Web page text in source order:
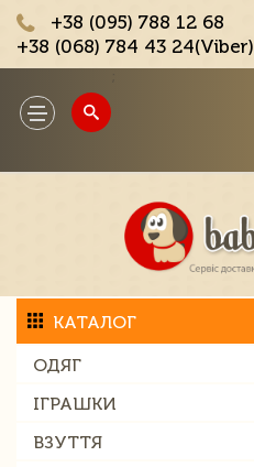
+38 (095) 788 12 68
+38 (068) 784 43 24(Viber)
Toggle
navigation
КАТАЛОГ
ОДЯГ
ІГРАШКИ
ВЗУТТЯ